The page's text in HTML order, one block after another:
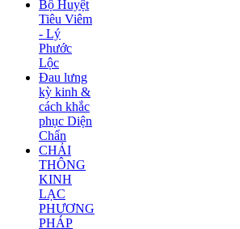
Bộ Huyệt
Tiêu Viêm
- Lý
Phước
Lộc
Đau lưng
kỳ kinh &
cách khắc
phục Diện
Chẩn
CHẢI
THÔNG
KINH
LẠC
PHƯƠNG
PHÁP